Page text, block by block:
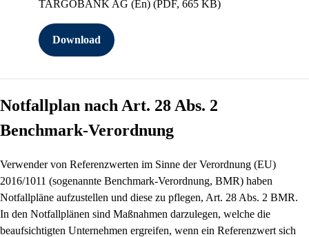
TARGOBANK AG (En) (PDF, 665 KB)
Download
Notfallplan nach Art. 28 Abs. 2
Benchmark-Verordnung
Verwender von Referenzwerten im Sinne der Verordnung (EU)
2016/1011 (sogenannte Benchmark-Verordnung, BMR) haben
Notfallpläne aufzustellen und diese zu pflegen, Art. 28 Abs. 2 BMR.
In den Notfallplänen sind Maßnahmen darzulegen, welche die
beaufsichtigten Unternehmen ergreifen, wenn ein Referenzwert sich